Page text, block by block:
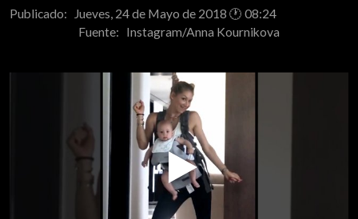
Publicado: Jueves, 24 de Mayo de 2018 🕐 08:24
Fuente: Instagram/Anna Kournikova
Play
Video